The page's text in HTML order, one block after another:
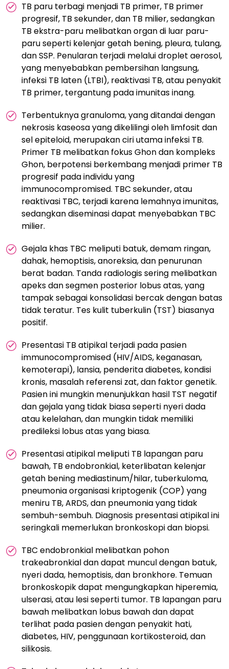
TB paru terbagi menjadi TB primer, TB primer
progresif, TB sekunder, dan TB milier, sedangkan
TB ekstra-paru melibatkan organ di luar paru-
paru seperti kelenjar getah bening, pleura, tulang,
dan SSP. Penularan terjadi melalui droplet aerosol,
yang menyebabkan pembersihan langsung,
infeksi TB laten (LTBI), reaktivasi TB, atau penyakit
TB primer, tergantung pada imunitas inang.
Terbentuknya granuloma, yang ditandai dengan
nekrosis kaseosa yang dikelilingi oleh limfosit dan
sel epiteloid, merupakan ciri utama infeksi TB.
Primer TB melibatkan fokus Ghon dan kompleks
Ghon, berpotensi berkembang menjadi primer TB
progresif pada individu yang
immunocompromised. TBC sekunder, atau
reaktivasi TBC, terjadi karena lemahnya imunitas,
sedangkan diseminasi dapat menyebabkan TBC
milier.
Gejala khas TBC meliputi batuk, demam ringan,
dahak, hemoptisis, anoreksia, dan penurunan
berat badan. Tanda radiologis sering melibatkan
apeks dan segmen posterior lobus atas, yang
tampak sebagai konsolidasi bercak dengan batas
tidak teratur. Tes kulit tuberkulin (TST) biasanya
positif.
Presentasi TB atipikal terjadi pada pasien
immunocompromised (HIV/AIDS, keganasan,
kemoterapi), lansia, penderita diabetes, kondisi
kronis, masalah referensi zat, dan faktor genetik.
Pasien ini mungkin menunjukkan hasil TST negatif
dan gejala yang tidak biasa seperti nyeri dada
atau kelelahan, dan mungkin tidak memiliki
predileksi lobus atas yang biasa.
Presentasi atipikal meliputi TB lapangan paru
bawah, TB endobronkial, keterlibatan kelenjar
getah bening mediastinum/hilar, tuberkuloma,
pneumonia organisasi kriptogenik (COP) yang
meniru TB, ARDS, dan pneumonia yang tidak
sembuh-sembuh. Diagnosis presentasi atipikal ini
seringkali memerlukan bronkoskopi dan biopsi.
TBC endobronkial melibatkan pohon
trakeabronkial dan dapat muncul dengan batuk,
nyeri dada, hemoptisis, dan bronkhore. Temuan
bronkoskopik dapat mengungkapkan hiperemia,
ulserasi, atau lesi seperti tumor. TB lapangan paru
bawah melibatkan lobus bawah dan dapat
terlihat pada pasien dengan penyakit hati,
diabetes, HIV, penggunaan kortikosteroid, dan
silikosis.